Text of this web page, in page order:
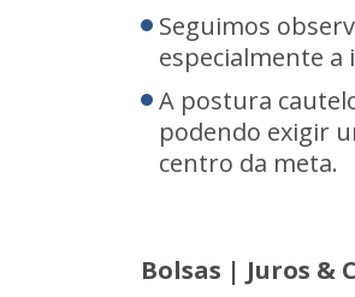
Seguimos
especialmente a
A postura
podendo exigir
centro da meta.
Bolsas | Juros &